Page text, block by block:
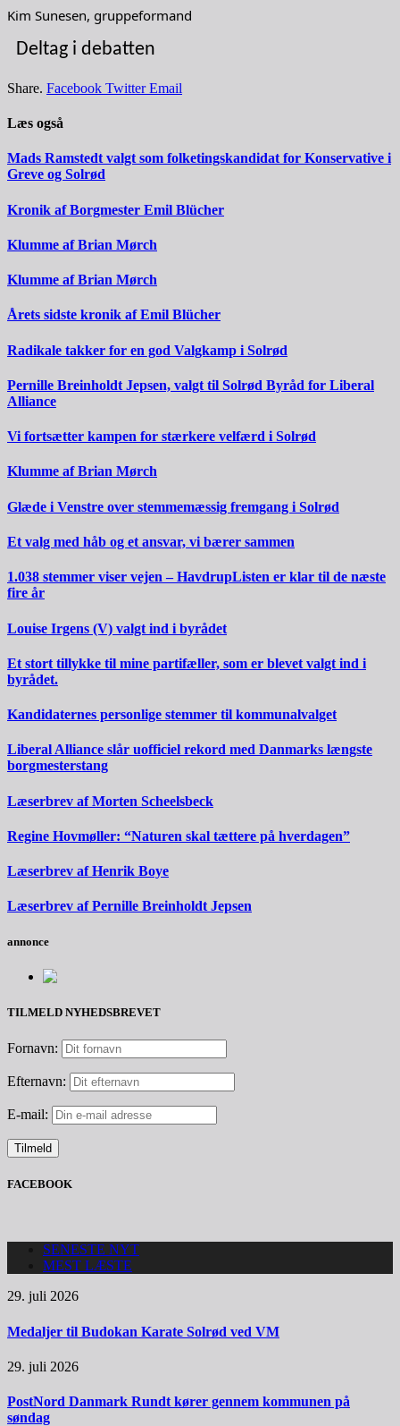
Kim Sunesen, gruppeformand
Deltag i debatten
Share. Facebook Twitter Email
Læs også
Mads Ramstedt valgt som folketingskandidat for Konservative i
Greve og Solrød
Kronik af Borgmester Emil Blücher
Klumme af Brian Mørch
Klumme af Brian Mørch
Årets sidste kronik af Emil Blücher
Radikale takker for en god Valgkamp i Solrød
Pernille Breinholdt Jepsen, valgt til Solrød Byråd for Liberal
Alliance
Vi fortsætter kampen for stærkere velfærd i Solrød
Klumme af Brian Mørch
Glæde i Venstre over stemmemæssig fremgang i Solrød
Et valg med håb og et ansvar, vi bærer sammen
1.038 stemmer viser vejen – HavdrupListen er klar til de næste
fire år
Louise Irgens (V) valgt ind i byrådet
Et stort tillykke til mine partifæller, som er blevet valgt ind i
byrådet.
Kandidaternes personlige stemmer til kommunalvalget
Liberal Alliance slår uofficiel rekord med Danmarks længste
borgmesterstang
Læserbrev af Morten Scheelsbeck
Regine Hovmøller: “Naturen skal tættere på hverdagen”
Læserbrev af Henrik Boye
Læserbrev af Pernille Breinholdt Jepsen
annonce
TILMELD NYHEDSBREVET
Fornavn:
Efternavn:
E-mail:
FACEBOOK
SENESTE NYT
MEST LÆSTE
29. juli 2026
Medaljer til Budokan Karate Solrød ved VM
29. juli 2026
PostNord Danmark Rundt kører gennem kommunen på
søndag